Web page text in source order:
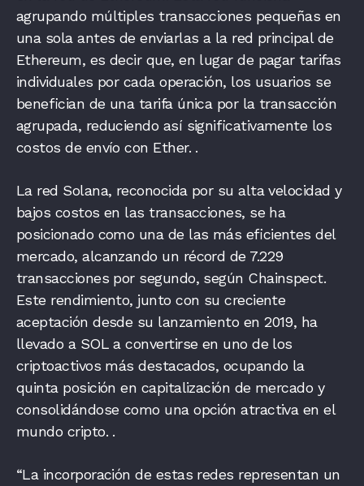
agrupando múltiples transacciones pequeñas en
una sola antes de enviarlas a la red principal de
Ethereum, es decir que, en lugar de pagar tarifas
individuales por cada operación, los usuarios se
benefician de una tarifa única por la transacción
agrupada, reduciendo así significativamente los
costos de envío con Ether. .
La red Solana, reconocida por su alta velocidad y
bajos costos en las transacciones, se ha
posicionado como una de las más eficientes del
mercado, alcanzando un récord de 7.229
transacciones por segundo, según Chainspect.
Este rendimiento, junto con su creciente
aceptación desde su lanzamiento en 2019, ha
llevado a SOL a convertirse en uno de los
criptoactivos más destacados, ocupando la
quinta posición en capitalización de mercado y
consolidándose como una opción atractiva en el
mundo cripto. .
“La incorporación de estas redes representan un